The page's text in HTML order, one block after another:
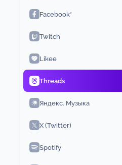
Facebook*
Twitch
Likee
Threads
Яндекс. Музыка
X (Twitter)
Spotify